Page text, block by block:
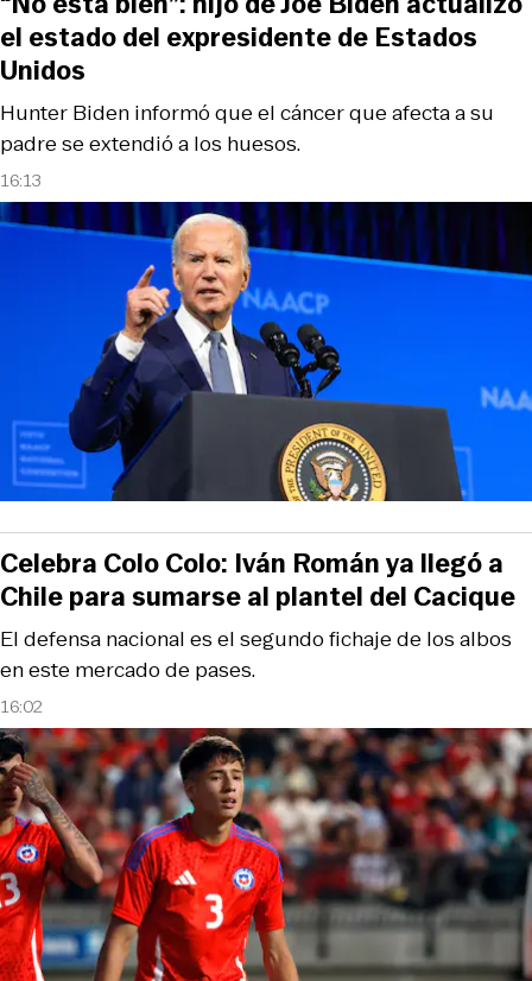
16:13
Hunter Biden informó que el cáncer que afecta a su
padre se extendió a los huesos.
el estado del expresidente de Estados
Unidos
16:02
El defensa nacional es el segundo fichaje de los albos
en este mercado de pases.
Celebra Colo Colo: Iván Román ya llegó a
Chile para sumarse al plantel del Cacique